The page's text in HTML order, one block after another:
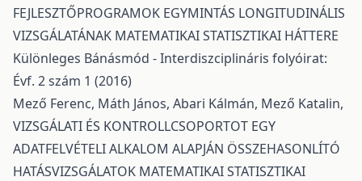
FEJLESZTŐPROGRAMOK EGYMINTÁS LONGITUDINÁLIS
VIZSGÁLATÁNAK MATEMATIKAI STATISZTIKAI HÁTTERE
Különleges Bánásmód - Interdiszciplináris folyóirat:
Évf. 2 szám 1 (2016)
Mező Ferenc, Máth János, Abari Kálmán, Mező Katalin,
VIZSGÁLATI ÉS KONTROLLCSOPORTOT EGY
ADATFELVÉTELI ALKALOM ALAPJÁN ÖSSZEHASONLÍTÓ
HATÁSVIZSGÁLATOK MATEMATIKAI STATISZTIKAI